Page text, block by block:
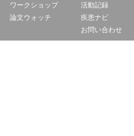
ワークショップ
論文ウォッチ
活動記録
疾患ナビ
お問い合わせ